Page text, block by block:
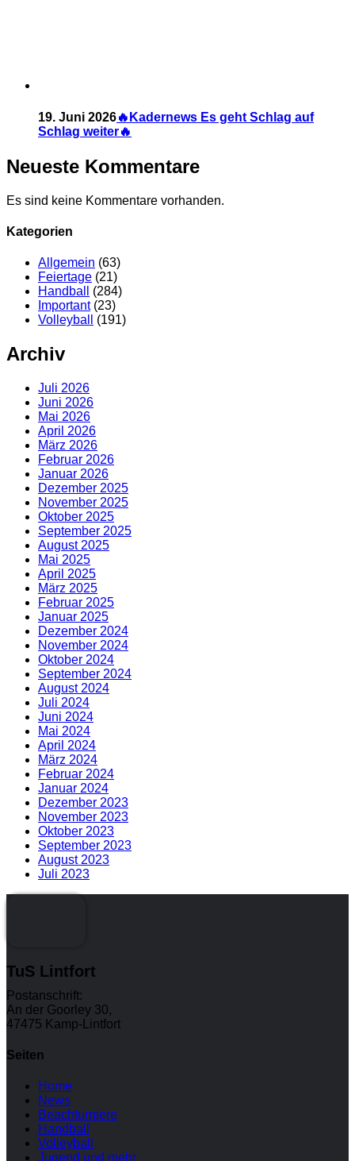
19. Juni 2026🔥Kadernews Es geht Schlag auf
Schlag weiter🔥
Neueste Kommentare
Es sind keine Kommentare vorhanden.
Kategorien
Allgemein (63)
Feiertage (21)
Handball
(284)
Important(23)
Volleyball
(191)
Archiv
Juli 2026
Juni 2026
Mai 2026
April 2026
März 2026
Februar 2026
Januar 2026
Dezember 2025
November 2025
Oktober 2025
September 2025
August 2025
Mai 2025
April 2025
März 2025
Februar 2025
Januar 2025
Dezember 2024
November 2024
Oktober 2024
September 2024
August 2024
Juli 2024
Juni 2024
Mai 2024
April 2024
März 2024
Februar 2024
Januar 2024
Dezember 2023
November 2023
Oktober 2023
September 2023
August 2023
Juli 2023
TuS Lintfort
Postanschrift:
An der Goorley 30,
47475 Kamp-Lintfort
Seiten
Home
News
Beachturniere
Handball
Volleyball
Jugend und mehr